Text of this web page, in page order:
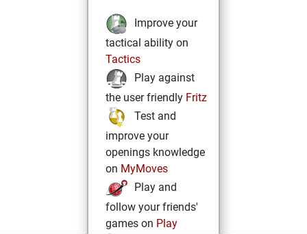
Improve your
tactical ability on
Tactics
Play against
the user friendly Fritz
Test and
improve your
openings knowledge
on MyMoves
Play and
follow your friends'
games on Play